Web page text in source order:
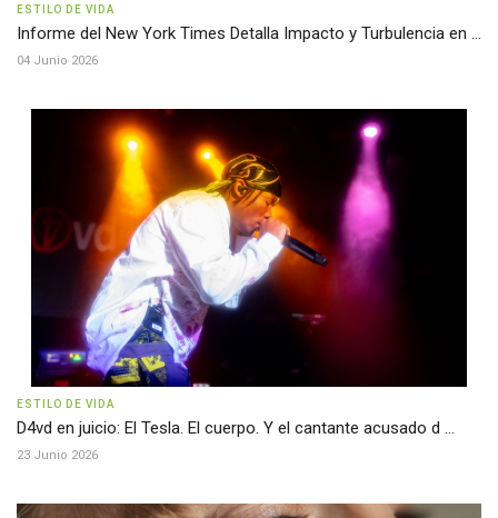
ESTILO DE VIDA
Informe del New York Times Detalla Impacto y Turbulencia en ...
04 Junio 2026
ESTILO DE VIDA
D4vd en juicio: El Tesla. El cuerpo. Y el cantante acusado d ...
23 Junio 2026